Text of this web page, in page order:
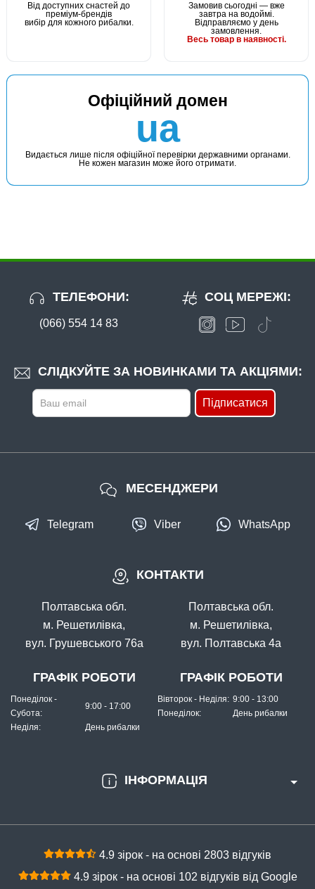
Від доступних снастей до
преміум-брендів
вибір для кожного рибалки.
Замовив сьогодні — вже
завтра на водоймі.
Відправляємо у день
замовлення.
Весь товар в наявності.
Офіційний домен
ua
Видається лише після офіційної перевірки державними органами.
Не кожен магазин може його отримати.
ТЕЛЕФОНИ:
(066) 554 14 83
СЛІДКУЙТЕ ЗА НОВИНКАМИ ТА АКЦІЯМИ:
Підписатися
СОЦ МЕРЕЖІ:
ІНФОРМАЦІЯ
КОНТАКТИ
Полтавська обл.
м. Решетилівка,
вул. Грушевського 76а
ГРАФІК РОБОТИ
Понеділок -
Субота:
9:00 - 17:00
Неділя: День рибалки
Полтавська обл.
м. Решетилівка,
вул. Полтавська 4а
ГРАФІК РОБОТИ
Вівторок - Неділя: 9:00 - 13:00
Понеділок:
День рибалки
МЕСЕНДЖЕРИ
Telegram Viber WhatsApp
4.9 зірок - на основі 2803 відгуків
4.9 зірок - на основі 102 відгуків від Google